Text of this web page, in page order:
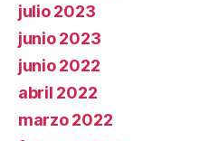
julio 2023
junio 2023
junio 2022
abril 2022
marzo 2022